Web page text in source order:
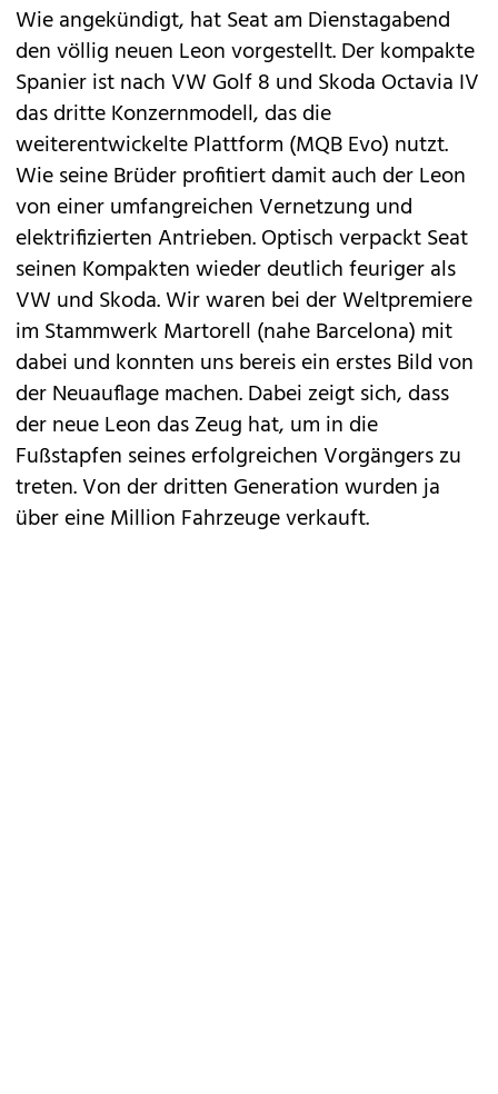
Wie angekündigt, hatSeatam Dienstagabend
den völlig neuen Leon vorgestellt. Der kompakte
Spanier ist nach VW Golf 8 und Skoda Octavia IV
das dritte Konzernmodell, das die
weiterentwickelte Plattform (MQB Evo) nutzt.
Wie seine Brüder profitiert damit auch der Leon
von einer umfangreichen Vernetzung und
elektrifizierten Antrieben. Optisch verpackt Seat
seinen Kompakten wieder deutlich feuriger als
VW und Skoda. Wir waren bei der Weltpremiere
im Stammwerk Martorell (nahe Barcelona) mit
dabei und konnten uns bereis ein erstes Bild von
der Neuauflage machen. Dabei zeigt sich, dass
der neue Leon das Zeug hat, um in die
Fußstapfen seines erfolgreichen Vorgängers zu
treten. Von derdritten Generationwurden ja
übereine Million Fahrzeuge verkauft.